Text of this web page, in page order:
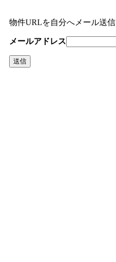
物件URLを自分へメール送信
メールアドレス